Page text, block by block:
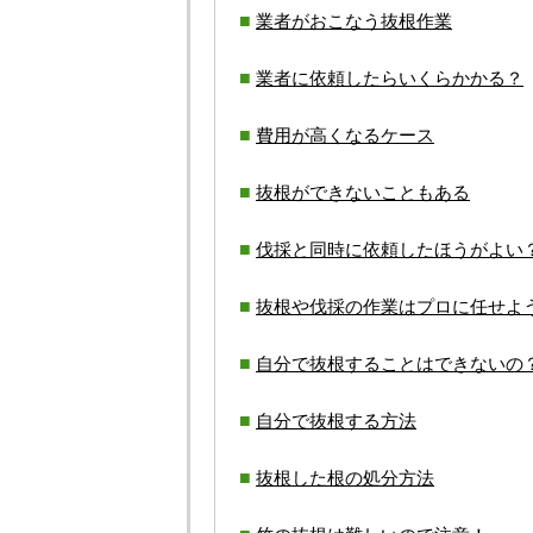
業者がおこなう抜根作業
業者に依頼したらいくらかかる？
費用が高くなるケース
抜根ができないこともある
伐採と同時に依頼したほうがよい
抜根や伐採の作業はプロに任せよ
自分で抜根することはできないの
自分で抜根する方法
抜根した根の処分方法